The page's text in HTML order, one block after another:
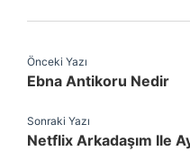
Önceki Yazı
Ebna Antikoru Nedir
Sonraki Yazı
Netflix Arkadaşım Ile